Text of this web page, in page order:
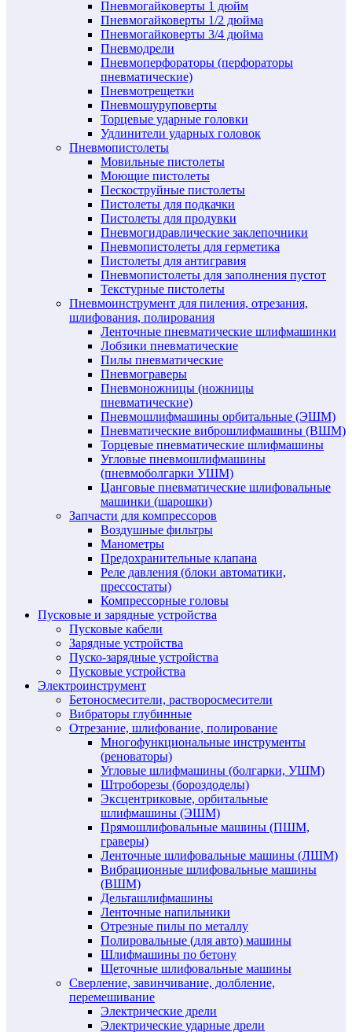
Пневмогайковерты 1 дюйм
Пневмогайковерты 1/2 дюйма
Пневмогайковерты 3/4 дюйма
Пневмодрели
Пневмоперфораторы (перфораторы
пневматические)
Пневмотрещетки
Пневмошуруповерты
Торцевые ударные головки
Удлинители ударных головок
Пневмопистолеты
Мовильные пистолеты
Моющие пистолеты
Пескоструйные пистолеты
Пистолеты для подкачки
Пистолеты для продувки
Пневмогидравлические заклепочники
Пневмопистолеты для герметика
Пистолеты для антигравия
Пневмопистолеты для заполнения пустот
Текстурные пистолеты
Пневмоинструмент для пиления, отрезания,
шлифования, полирования
Ленточные пневматические шлифмашинки
Лобзики пневматические
Пилы пневматические
Пневмограверы
Пневмоножницы (ножницы
пневматические)
Пневмошлифмашины орбитальные (ЭШМ)
Пневматические виброшлифмашины (ВШМ)
Торцевые пневматические шлифмашины
Угловые пневмошлифмашины
(пневмоболгарки УШМ)
Цанговые пневматические шлифовальные
машинки (шарошки)
Запчасти для компрессоров
Воздушные фильтры
Манометры
Предохранительные клапана
Реле давления (блоки автоматики,
прессостаты)
Компрессорные головы
Пусковые и зарядные устройства
Пусковые кабели
Зарядные устройства
Пуско-зарядные устройства
Пусковые устройства
Электроинструмент
Бетоносмесители, растворосмесители
Вибраторы глубинные
Отрезание, шлифование, полирование
Многофункциональные инструменты
(реноваторы)
Угловые шлифмашины (болгарки, УШМ)
Штроборезы (бороздоделы)
Эксцентриковые, орбитальные
шлифмашины (ЭШМ)
Прямошлифовальные машины (ПШМ,
граверы)
Ленточные шлифовальные машины (ЛШМ)
Вибрационные шлифовальные машины
(ВШМ)
Дельташлифмашины
Ленточные напильники
Отрезные пилы по металлу
Полировальные (для авто) машины
Шлифмашины по бетону
Щеточные шлифовальные машины
Сверление, завинчивание, долбление,
перемешивание
Электрические дрели
Электрические ударные дрели